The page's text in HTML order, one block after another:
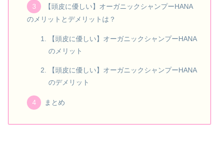
【頭皮に優しい】オーガニックシャンプーHANA
のメリットとデメリットは？
【頭皮に優しい】オーガニックシャンプーHANA
のメリット
【頭皮に優しい】オーガニックシャンプーHANA
のデメリット
まとめ